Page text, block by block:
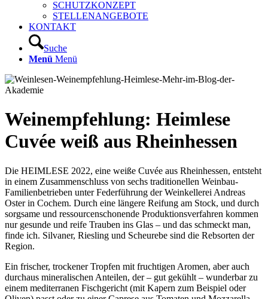
SCHUTZKONZEPT
STELLENANGEBOTE
KONTAKT
Suche
Menü Menü
Weinempfehlung: Heimlese
Cuvée weiß aus Rheinhessen
Die HEIMLESE 2022, eine weiße Cuvée aus Rheinhessen, entsteht
in einem Zusammenschluss von sechs traditionellen Weinbau-
Familienbetrieben unter Federführung der Weinkellerei Andreas
Oster in Cochem. Durch eine längere Reifung am Stock, und durch
sorgsame und ressourcenschonende Produktionsverfahren kommen
nur gesunde und reife Trauben ins Glas – und das schmeckt man,
finde ich. Silvaner, Riesling und Scheurebe sind die Rebsorten der
Region.
Ein frischer, trockener Tropfen mit fruchtigen Aromen, aber auch
durchaus mineralischen Anteilen, der – gut gekühlt – wunderbar zu
einem mediterranen Fischgericht (mit Kapern zum Beispiel oder